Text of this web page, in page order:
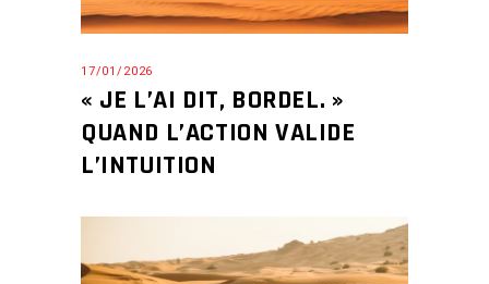
17/01/2026
« JE L’AI DIT, BORDEL. »
QUAND L’ACTION VALIDE
L’INTUITION